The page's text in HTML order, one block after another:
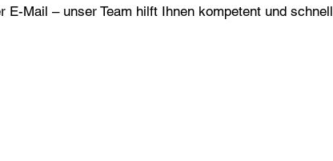
Mail – unser Team hilft Ihnen kompetent und schnell